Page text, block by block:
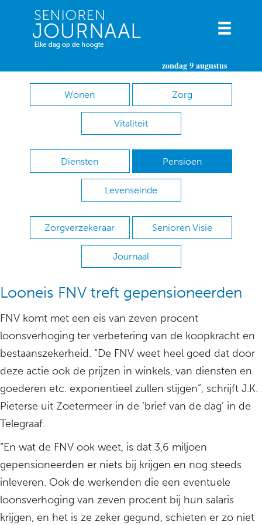
zondag 9 augustus
Wonen Zorg
Vitaliteit
Diensten Pensioen
Levenseinde
Zorgverzekeraar Senioren Visie
Journaal
Looneis FNV treft gepensioneerden
FNV komt met een eis van zeven procent
loonsverhoging ter verbetering van de koopkracht en
bestaanszekerheid. “De FNV weet heel goed dat door
deze actie ook de prijzen in winkels, van diensten en
goederen etc. exponentieel zullen stijgen”, schrijft J.K.
Pieterse uit Zoetermeer in de ‘brief van de dag’ in de
Telegraaf.
“En wat de FNV ook weet, is dat 3,6 miljoen
gepensioneerden er niets bij krijgen en nog steeds
inleveren. Ook de werkenden die een eventuele
loonsverhoging van zeven procent bij hun salaris
krijgen, en het is ze zeker gegund, schieten er zo niet